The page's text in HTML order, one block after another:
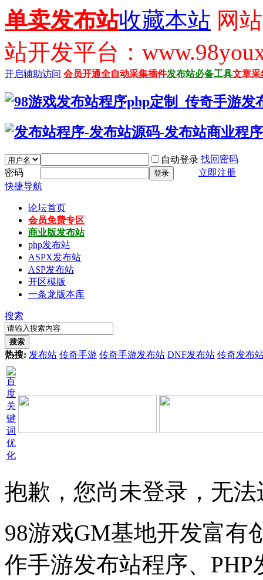
单卖发布站收藏本站 网
站开发平台：
开启辅助访问 会员开通全自动采集插件发布站必备工具文章采
自动登录 找回密码
密码
登录
立即注册
快捷导航
论坛首页
会员免费专区
商业版发布站
php发布站
ASPX发布站
ASP发布站
开区模版
一条龙版本库
搜索
搜索
热搜: 发布站 传奇手游 传奇手游发布站 DNF发布站 传奇发布
抱歉，您尚未登录，无
98游戏GM基地开发富有
作手游发布站程序、